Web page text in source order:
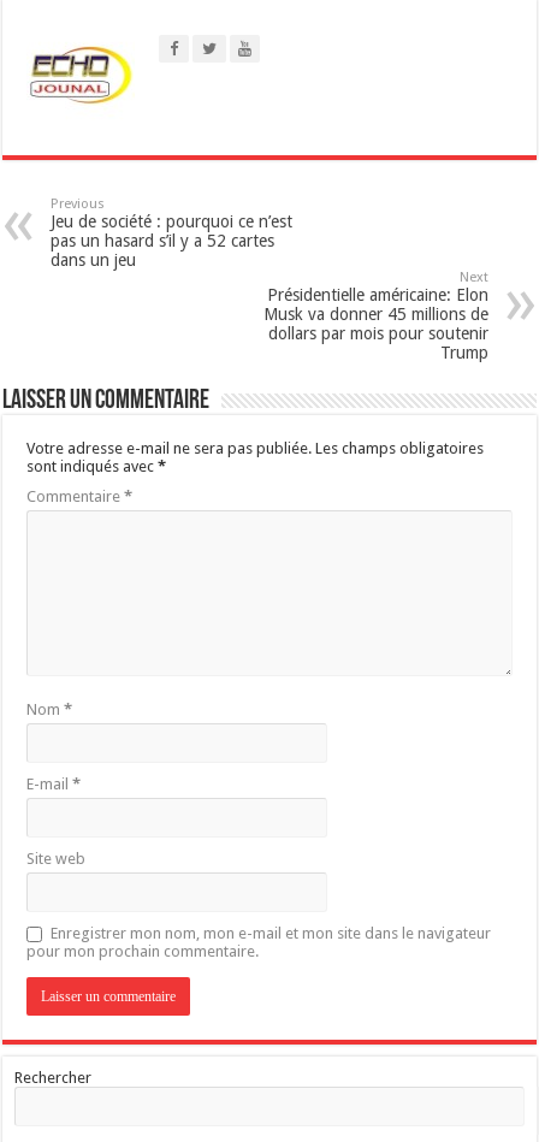
p
p
Previous
Jeu de société : pourquoi ce n’est
pas un hasard s’il y a 52 cartes
dans un jeu
Next
Présidentielle américaine: Elon
Musk va donner 45 millions de
dollars par mois pour soutenir
Trump
Laisser un commentaire
Votre adresse e-mail ne sera pas publiée. Les champs obligatoires
sont indiqués avec*
Commentaire*
Nom*
E-mail*
Site web
Enregistrer mon nom, mon e-mail et mon site dans le navigateur
pour mon prochain commentaire.
Rechercher